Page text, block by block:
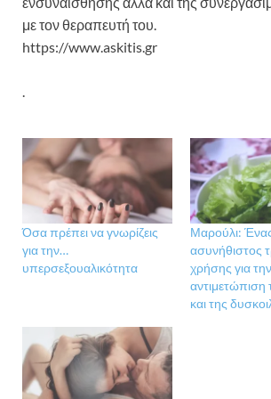
με τον θεραπευτή του.
https://www.askitis.gr
Όσα πρέπει να γνωρίζεις
για την…
υπερσεξουαλικότητα
Μαρούλι:
ασυνήθιστος
χρήσης για
αντιμετώπιση
και της